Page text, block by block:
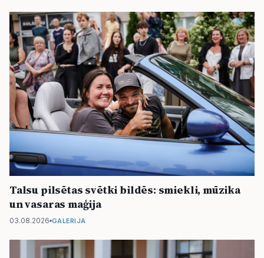
Talsu pilsētas svētki bildēs: smiekli, mūzika
un vasaras maģija
03.08.2026 GALERIJA